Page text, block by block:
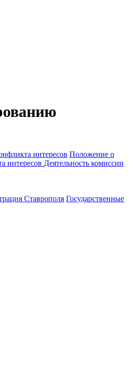
интересов Положение о
интересов Деятельность комиссии
Ставрополя Государственные